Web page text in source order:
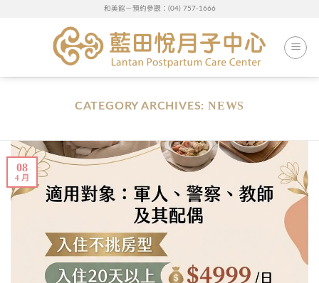
和美館－預約參觀：(04) 757-1666
CATEGORY ARCHIVES: NEWS
08
4 月